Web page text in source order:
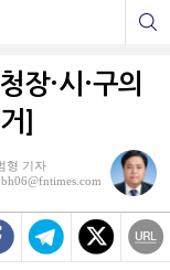
장·시·구의
]
형 기자